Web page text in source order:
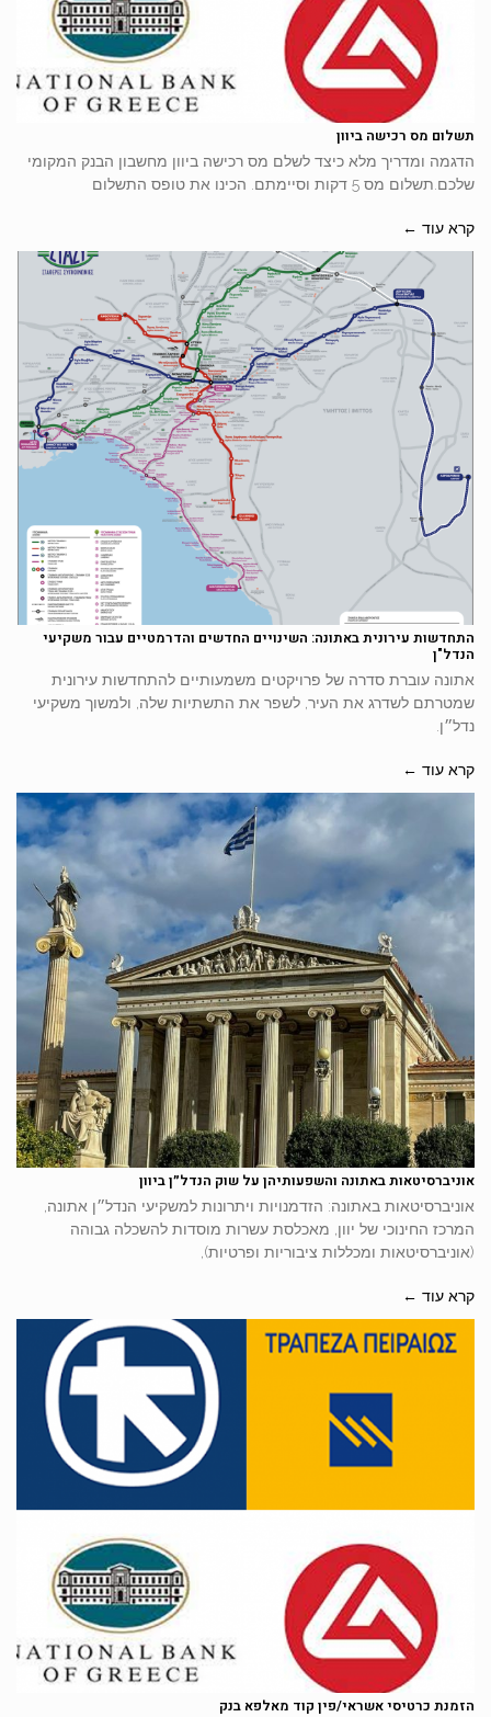
תשלום מס רכישה ביוון
הדגמה ומדריך מלא כיצד לשלם מס רכישה ביוון מחשבון הבנק המקומי
שלכם.תשלום מס 5 דקות וסיימתם. הכינו את טופס התשלום
קרא עוד ←
התחדשות עירונית באתונה: השינויים החדשים והדרמטיים עבור משקיעי
הנדל"ן
אתונה עוברת סדרה של פרויקטים משמעותיים להתחדשות עירונית
שמטרתם לשדרג את העיר, לשפר את התשתיות שלה, ולמשוך משקיעי
נדל״ן.
קרא עוד ←
אוניברסיטאות באתונה והשפעותיהן על שוק הנדל״ן ביוון
אוניברסיטאות באתונה: הזדמנויות ויתרונות למשקיעי הנדל״ן אתונה,
המרכז החינוכי של יוון, מאכלסת עשרות מוסדות להשכלה גבוהה
(אוניברסיטאות ומכללות ציבוריות ופרטיות),
קרא עוד ←
הזמנת כרטיסי אשראי/פין קוד מאלפא בנק